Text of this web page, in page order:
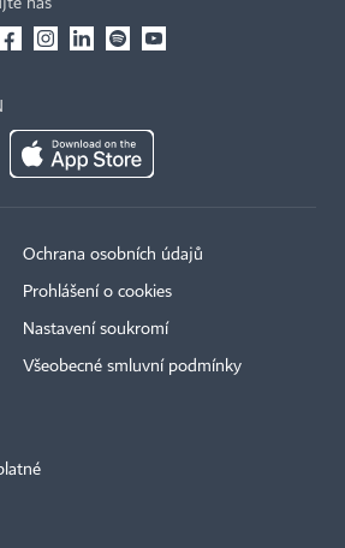
Ochrana osobních údajů
Prohlášení o cookies
Nastavení soukromí
Všeobecné smluvní podmínky